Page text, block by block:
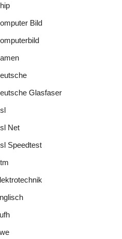
Bild
Glasfaser
Net
Speedtest